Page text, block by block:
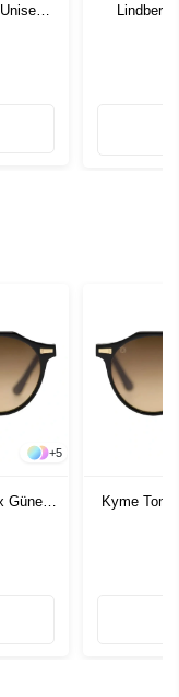
Lindberg
+5
Güneş
Kyme Tom